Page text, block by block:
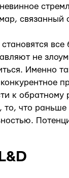
не
Именно
к обратному
что раньше